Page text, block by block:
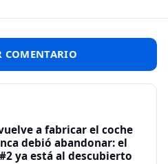
a fabricar el coche
debió abandonar: el
ya está al descubierto